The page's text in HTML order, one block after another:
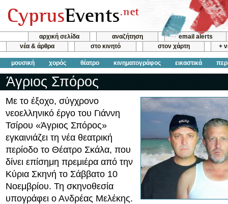
αρχική σελίδα αναζήτηση
email alerts
νέα & άρθρα
στο κινητό στον χάρτη +
μουσική χορός θέατρο κινηματογράφος εικαστικά
Άγριος Σπόρος
Με το έξοχο, σύγχρονο
νεοελληνικό έργο του Γιάννη
Τσίρου «Άγριος Σπόρος»
εγκαινιάζει τη νέα θεατρική
περίοδο το Θέατρο Σκάλα, που
δίνει επίσημη πρεμιέρα από την
Κύρια Σκηνή το Σάββατο 10
Νοεμβρίου. Τη σκηνοθεσία
υπογράφει ο Ανδρέας Μελέκης.